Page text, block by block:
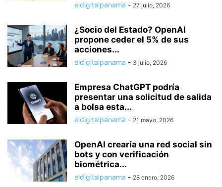
eldigitalpanama - 27 julio, 2026
¿Socio del Estado? OpenAI
propone ceder el 5% de sus
acciones...
eldigitalpanama - 3 julio, 2026
Empresa ChatGPT podría
presentar una solicitud de salida
a bolsa esta...
eldigitalpanama - 21 mayo, 2026
OpenAI crearía una red social sin
bots y con verificación
biométrica...
eldigitalpanama - 28 enero, 2026